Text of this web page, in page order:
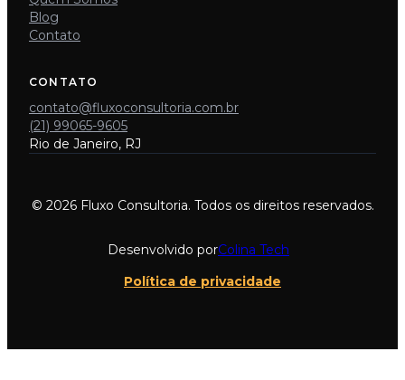
Blog
Contato
CONTATO
contato@fluxoconsultoria.com.br
(21) 99065-9605
Rio de Janeiro, RJ
© 2026 Fluxo Consultoria. Todos os direitos reservados.
Desenvolvido porColina Tech
Política de privacidade